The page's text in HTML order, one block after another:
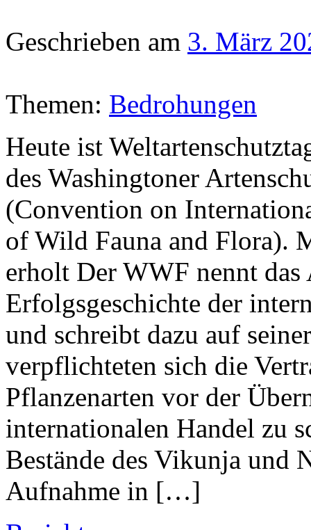
Geschrieben am 3. März
Themen: Bedrohungen
Heute ist
des Washingtoner
(Convention on
of Wild Fauna and Flora).
erholt Der WWF nennt das
Erfolgsgeschichte der
und schreibt dazu auf
verpflichteten sich die
Pflanzenarten vor der
internationalen Handel zu
Bestände des Vikunja und
Aufnahme in […]